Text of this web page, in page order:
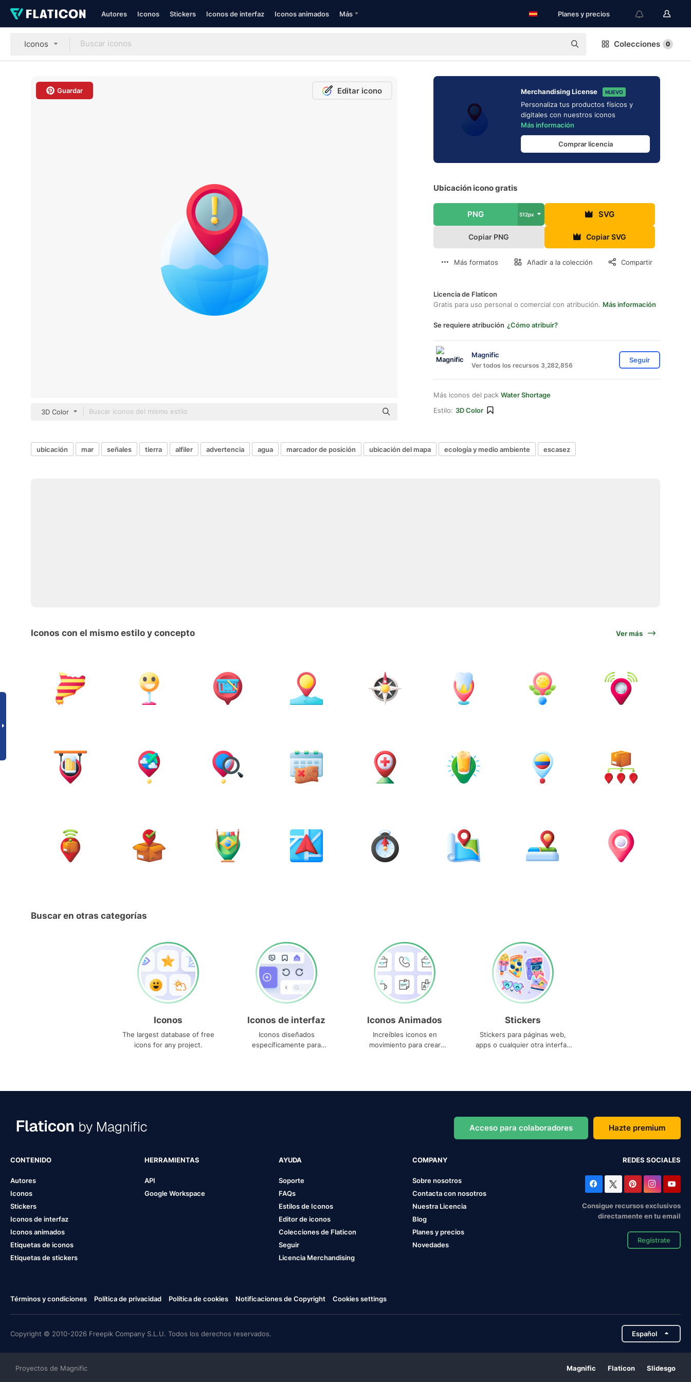
Autores Iconos Stickers Iconos de interfaz Iconos animados Más Planes y precios
Iconos Colecciones 0
Guardar Editar icono
3D Color
Merchandising License NUEVO
Personaliza tus productos físicos y
digitales con nuestros iconos
Más información
Comprar licencia
Ubicación icono gratis
PNG 512px SVG
Copiar PNG Copiar SVG
Más formatos Añadir a la colección Compartir
Licencia de Flaticon
Gratis para uso personal o comercial con atribución. Más información
Se requiere atribución ¿Cómo atribuir?
Magnific
Ver todos los recursos 3,282,856
Seguir
Más iconos del pack Water Shortage
Estilo: 3D Color
ubicación mar señales tierra alfiler advertencia agua marcador de posición ubicación del mapa ecología y medio ambiente escasez
Iconos con el mismo estilo y concepto Ver más
Buscar en otras categorías
Iconos
The largest database of free
icons for any project.
Iconos de interfaz
Iconos diseñados
específicamente para
Iconos Animados
Increíbles iconos en
movimiento para crear
Stickers
Stickers para páginas web,
apps o cualquier otra interfaz
Acceso para colaboradores Hazte premium
CONTENIDO
Autores
Iconos
Stickers
Iconos de interfaz
Iconos animados
Etiquetas de iconos
Etiquetas de stickers
HERRAMIENTAS
API
Google Workspace
AYUDA
Soporte
FAQs
Estilos de Iconos
Editor de iconos
Colecciones de Flaticon
Seguir
Licencia Merchandising
COMPANY
Sobre nosotros
Contacta con nosotros
Nuestra Licencia
Blog
Planes y precios
Novedades
REDES SOCIALES
Consigue recursos exclusivos
directamente en tu email
Regístrate
Términos y condiciones Política de privacidad Política de cookies Notificaciones de Copyright Cookies settings
Copyright © 2010-2026 Freepik Company S.L.U. Todos los derechos reservados. Español
Proyectos de Magnific Magnific Flaticon Slidesgo